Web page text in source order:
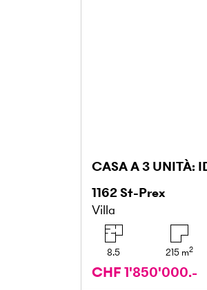
1162St-Prex
Villa
8.5 215 m2
CHF 1'850'000.-